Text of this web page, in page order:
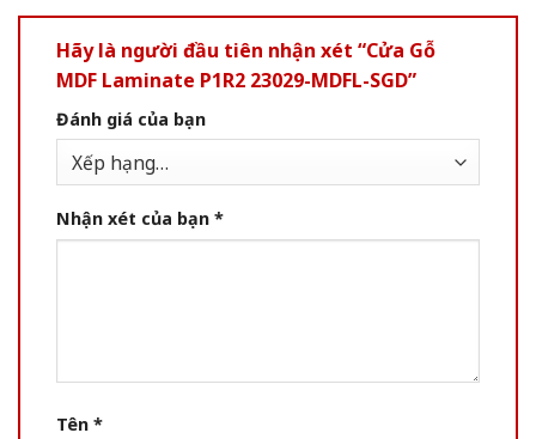
Hãy là người đầu tiên nhận xét “Cửa Gỗ
MDF Laminate P1R2 23029-MDFL-SGD”
Đánh giá của bạn
Nhận xét của bạn *
Tên *